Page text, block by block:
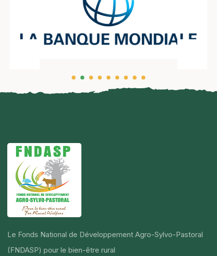
Le Fonds National de Développement Agro-Sylvo-Pastoral
(FNDASP) pour le bien-être rural